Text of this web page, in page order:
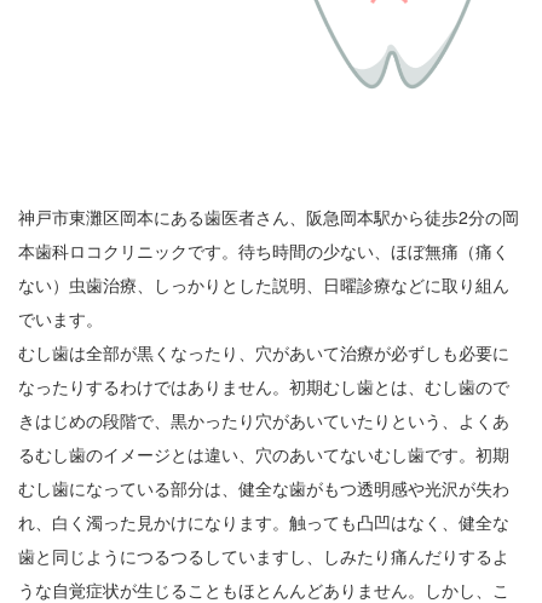
神戸市東灘区岡本にある歯医者さん、阪急岡本駅から徒歩2分の岡
本歯科ロコクリニックです。待ち時間の少ない、ほぼ無痛（痛く
ない）虫歯治療、しっかりとした説明、日曜診療などに取り組ん
でいます。
むし歯は全部が黒くなったり、穴があいて治療が必ずしも必要に
なったりするわけではありません。初期むし歯とは、むし歯ので
きはじめの段階で、黒かったり穴があいていたりという、よくあ
るむし歯のイメージとは違い、穴のあいてないむし歯です。初期
むし歯になっている部分は、健全な歯がもつ透明感や光沢が失わ
れ、白く濁った見かけになります。触っても凸凹はなく、健全な
歯と同じようにつるつるしていますし、しみたり痛んだりするよ
うな自覚症状が生じることもほとんんどありません。しかし、こ